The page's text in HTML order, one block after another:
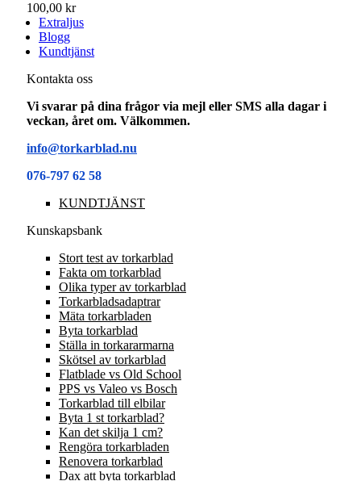
100,00 kr
Extraljus
Blogg
Kundtjänst
Kontakta oss
Vi svarar på dina frågor via mejl eller SMS alla dagar i
veckan, året om. Välkommen.
info@torkarblad.nu
076-797 62 58
KUNDTJÄNST
Kunskapsbank
Stort test av torkarblad
Fakta om torkarblad
Olika typer av torkarblad
Torkarbladsadaptrar
Mäta torkarbladen
Byta torkarblad
Ställa in torkararmarna
Skötsel av torkarblad
Flatblade vs Old School
PPS vs Valeo vs Bosch
Torkarblad till elbilar
Byta 1 st torkarblad?
Kan det skilja 1 cm?
Rengöra torkarbladen
Renovera torkarblad
Dax att byta torkarblad